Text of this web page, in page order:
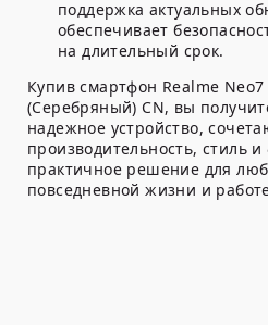
поддержка актуальных
обеспечивает
на длительный срок.
Купив смартфон Realme
(Серебряный) CN, вы
надежное устройство,
производительность, стиль
практичное решение для
повседневной жизни и